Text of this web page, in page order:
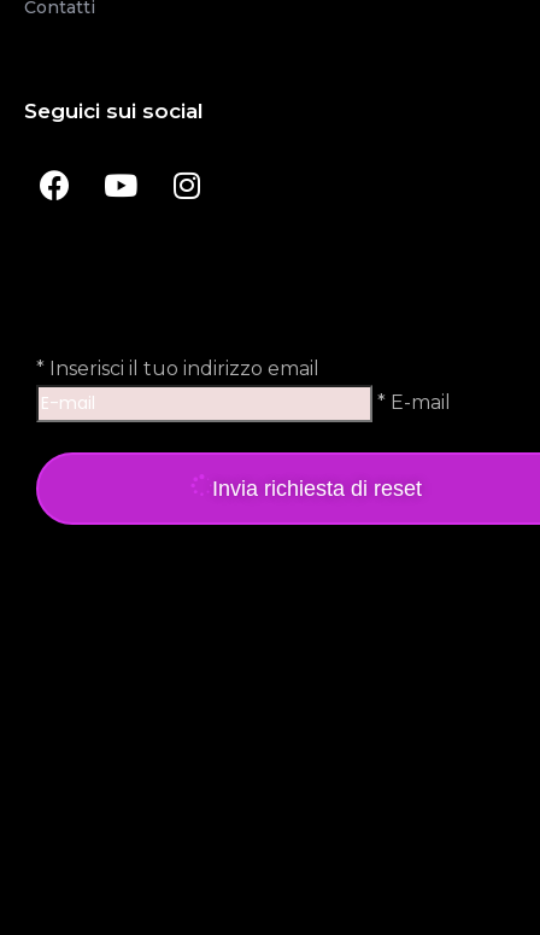
Contatti
Seguici sui social
* Inserisci il tuo indirizzo email
* E-mail
Invia richiesta di reset